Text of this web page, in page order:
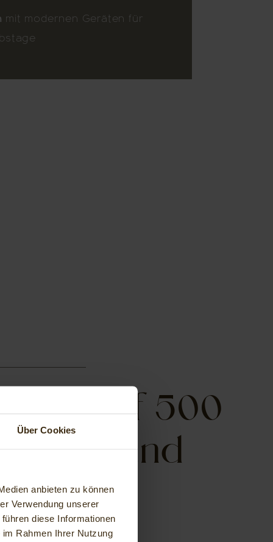
Über Cookies
anbieten zu können
Verwendung unserer
diese Informationen
Rahmen Ihrer Nutzung
mit modernen Geräten für
auf 500
SPA und